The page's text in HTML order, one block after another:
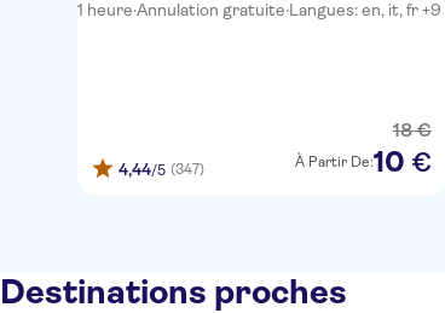
1 heure·Annulation gratuite·Langues: en, it, fr +9
4,44/5 (347)
18 €
À Partir De:10 €
Destinations proches